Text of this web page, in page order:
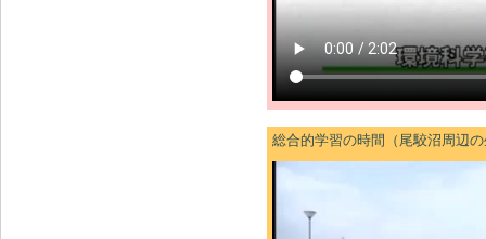
総合的学習の時間（尾駮沼周辺